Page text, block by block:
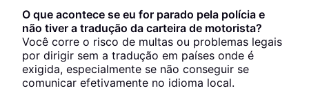
O que acontece se eu for parado pela polícia e
não tiver a tradução da carteira de motorista?
Você corre o risco de multas ou problemas legais
por dirigir sem a tradução em países onde é
exigida, especialmente se não conseguir se
comunicar efetivamente no idioma local.